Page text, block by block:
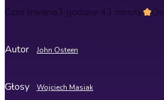
Czas trwania3 godziny 43 minuty
Autor John Osteen
Głosy Wojciech Masiak